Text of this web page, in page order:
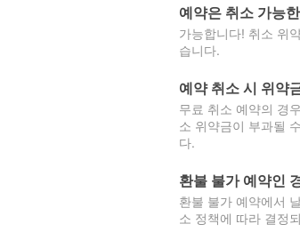
예약은 취소 가능
가능합니다! 취소 위
습니다.
예약 취소 시 위약
무료 취소 예약의 경
소 위약금이 부과될
다.
환불 불가 예약인
환불 불가 예약에서
소 정책에 따라 결정